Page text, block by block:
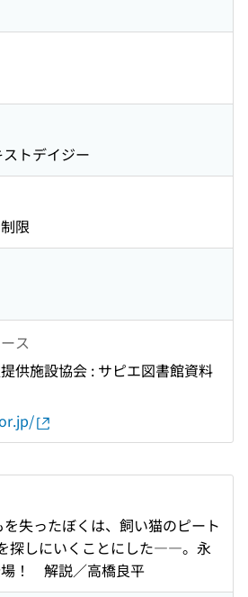
トデイジー
限
ス
供施設協会 : サピエ図書館資料
失ったぼくは、飼い猫のピート
探しにいくことにした――。永
！ 解説／高橋良平